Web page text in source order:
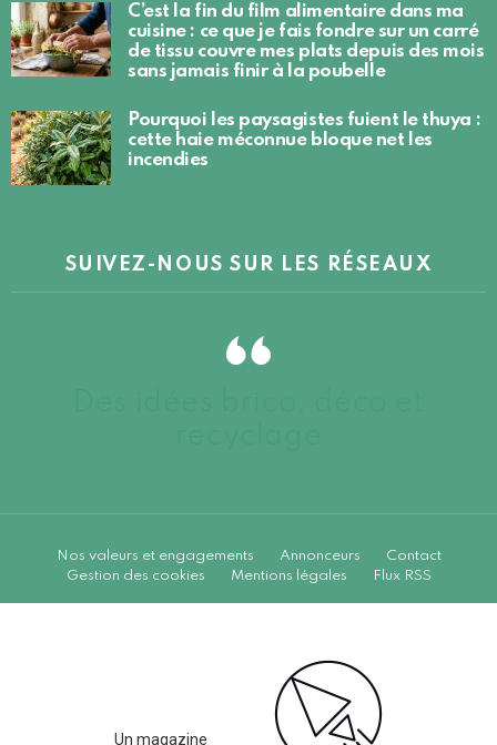
C’est la fin du film alimentaire dans ma
cuisine : ce que je fais fondre sur un carré
de tissu couvre mes plats depuis des mois
sans jamais finir à la poubelle
Pourquoi les paysagistes fuient le thuya :
cette haie méconnue bloque net les
incendies
SUIVEZ-NOUS SUR LES RÉSEAUX
Nos valeurs et engagements Annonceurs
Contact
Gestion des cookies
Mentions légales Flux RSS
Un magazine